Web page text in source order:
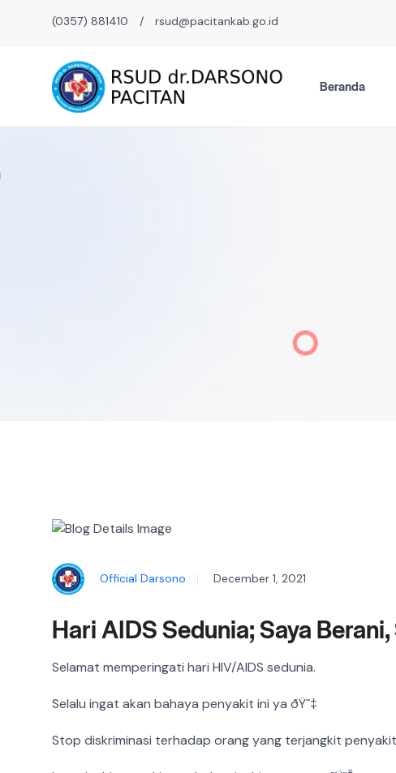
(0357) 881410 / rsud@pacitankab.go.id
Beranda
Official Darsono December 1, 2021
Hari AIDS Sedunia; Saya
Selamat memperingati hari HIV/AIDS sedunia.
Selalu ingat akan bahaya penyakit ini ya ðŸ˜‡
Stop diskriminasi terhadap orang yang terjangkit